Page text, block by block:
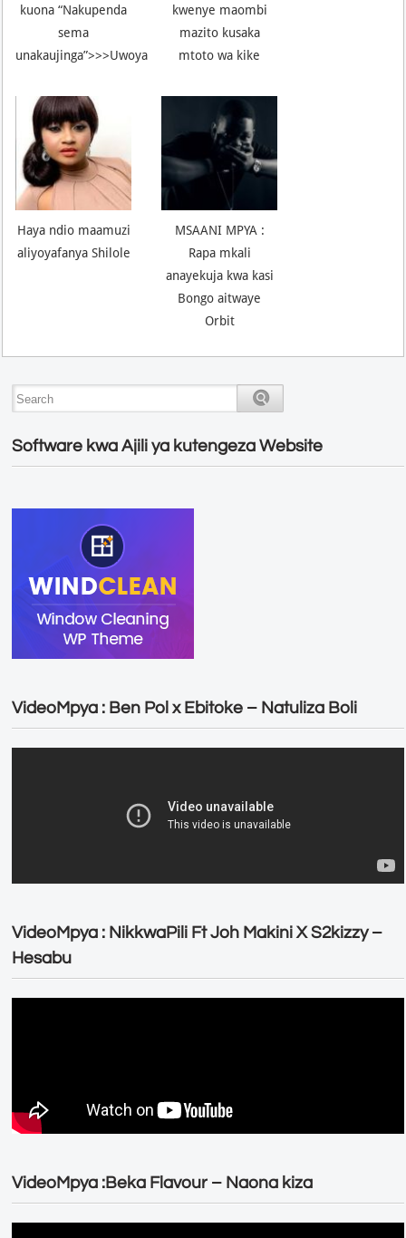
kuona “Nakupenda
sema
unakaujinga”>>>Uwoya
kwenye maombi
mazito kusaka
mtoto wa kike
Haya ndio maamuzi
aliyoyafanya Shilole
MSAANI MPYA :
Rapa mkali
anayekuja kwa kasi
Bongo aitwaye
Orbit
Software kwa Ajili ya kutengeza Website
VideoMpya : Ben Pol x Ebitoke – Natuliza Boli
VideoMpya : NikkwaPili Ft Joh Makini X S2kizzy –
Hesabu
VideoMpya :Beka Flavour – Naona kiza